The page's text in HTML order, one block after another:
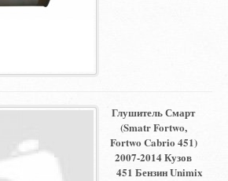
Глушитель Смарт
(Smatr Fortwo,
Fortwo Cabrio 451)
2007-2014 Кузов
451 Бензин Unimix